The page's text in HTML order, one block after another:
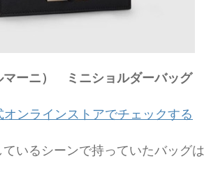
マーニ） ミニショルダーバッグ
ンラインストアでチェックする
いるシーンで持っていたバッグは